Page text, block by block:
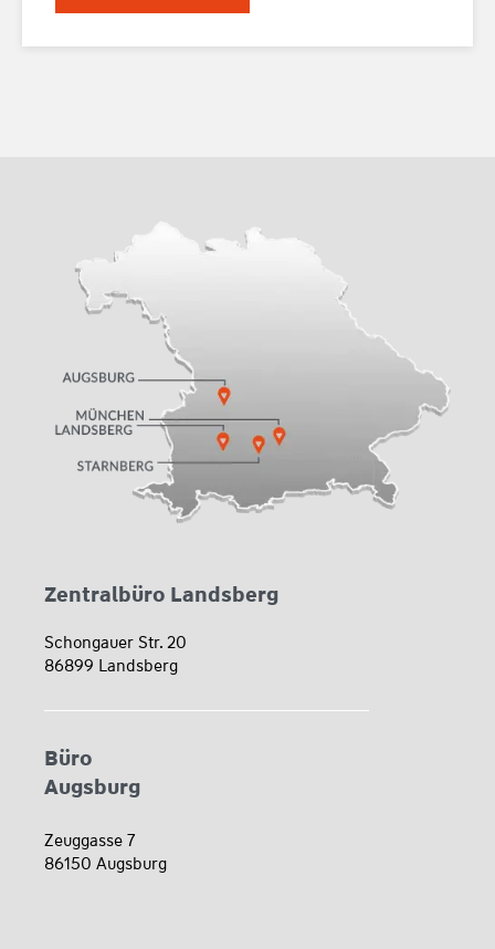
Zentralbüro Landsberg
Schongauer Str. 20
86899 Landsberg
Büro
Augsburg
Zeuggasse 7
86150 Augsburg